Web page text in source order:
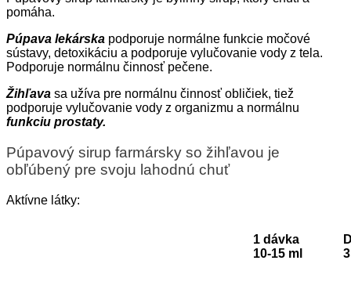
pomáha.
Púpava lekárska podporuje normálne funkcie močové
sústavy, detoxikáciu a podporuje vylučovanie vody z tela.
Podporuje normálnu činnosť pečene.
Žihľava sa užíva pre normálnu činnosť obličiek, tiež
podporuje vylučovanie vody z organizmu a normálnu
funkciu prostaty.
Púpavový sirup farmársky so žihľavou je
obľúbený pre svoju lahodnú chuť
Aktívne látky:
1 dávka
10-15 ml